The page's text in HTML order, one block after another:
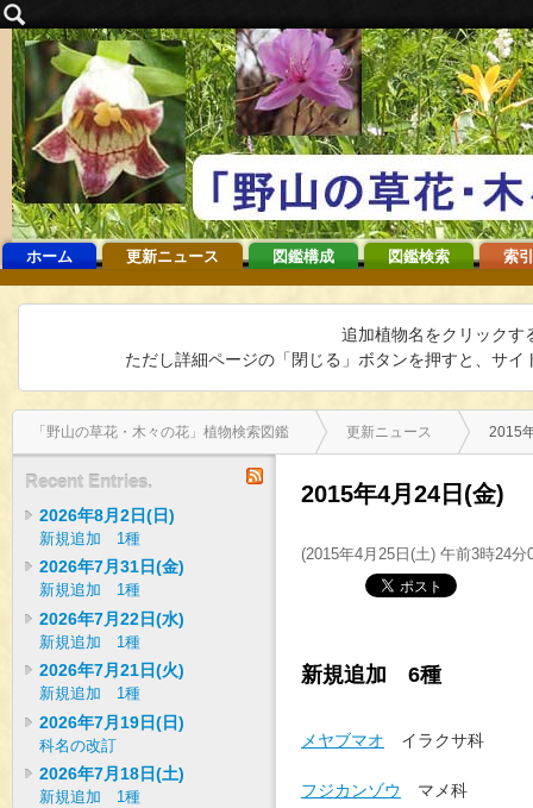
ホーム 更新ニュース 図鑑構成 図鑑検索 索
追加植物名をクリックす
ただし詳細ページの「閉じる」ボタンを押すと、サ
「野山の草花・木々の花」植物検索図鑑 更新ニュース 2015
2015年4月24日(金)
(2015年4月25日(土) 午前3時24分
新規追加 6種
メヤブマオ イラクサ科
フジカンゾウ マメ科
Recent Entries.
2026年8月2日(日)
新規追加 1種
2026年7月31日(金)
新規追加 1種
2026年7月22日(水)
新規追加 1種
2026年7月21日(火)
新規追加 1種
2026年7月19日(日)
科名の改訂
2026年7月18日(土)
新規追加 1種